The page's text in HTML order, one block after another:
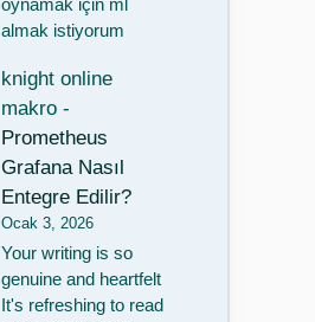
oynamak için ml
almak istiyorum
knight online
makro -
Prometheus
Grafana Nasıl
Entegre Edilir?
Ocak 3, 2026
Your writing is so
genuine and heartfelt
It's refreshing to read